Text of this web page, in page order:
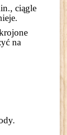
ciągle
na